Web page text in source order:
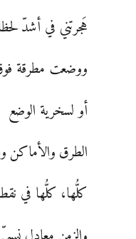
هَجرتني في أشدّ
ووضعت مطرقة
أو لسخرية الوضع
الطرق والأماكن
كلُّها، كلُّها في